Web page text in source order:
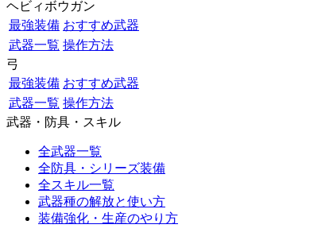
ヘビィボウガン
最強装備 おすすめ武器
武器一覧 操作方法
弓
最強装備 おすすめ武器
武器一覧 操作方法
武器・防具・スキル
全武器一覧
全防具・シリーズ装備
全スキル一覧
武器種の解放と使い方
装備強化・生産のやり方